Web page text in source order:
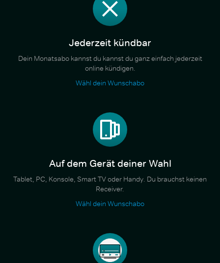
Jederzeit kündbar
Dein Monatsabo kannst du kannst du ganz einfach jederzeit
online kündigen.
Wähl dein Wunschabo
Auf dem Gerät deiner Wahl
Tablet, PC, Konsole, Smart TV oder Handy. Du brauchst keinen
Receiver.
Wähl dein Wunschabo